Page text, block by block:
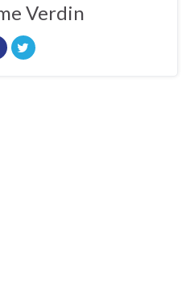
Verdin